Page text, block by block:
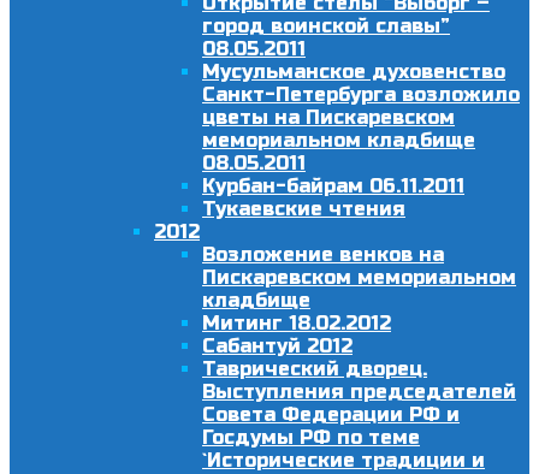
город воинской славы”
08.05.2011
Мусульманское духовенство
Санкт-Петербурга возложило
цветы на Пискаревском
мемориальном кладбище
08.05.2011
Курбан-байрам 06.11.2011
Тукаевские чтения
2012
Возложение венков на
Пискаревском мемориальном
кладбище
Митинг 18.02.2012
Сабантуй 2012
Таврический дворец.
Выступления председателей
Совета Федерации РФ и
Госдумы РФ по теме
`Исторические традиции и